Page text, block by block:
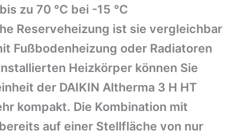
zu 70 °C bei -15 °C
Reserveheizung ist sie vergleichbar
Fußbodenheizung oder Radiatoren
Heizkörper können Sie
der DAIKIN Altherma 3 H HT
kompakt. Die Kombination mit
auf einer Stellfläche von nur